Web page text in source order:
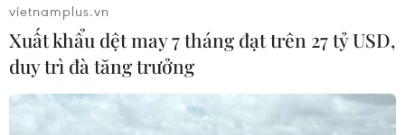
vietnamplus.vn
Xuất khẩu dệt may 7 tháng đạt trên 27 tỷ USD,
duy trì đà tăng trưởng